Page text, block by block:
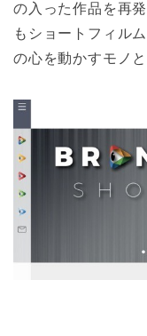
の入った作品を再
もショートフィル
の心を動かすモノ